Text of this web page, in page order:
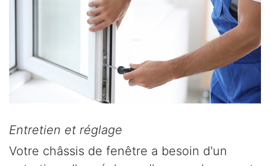
Entretien et réglage
Votre châssis de fenêtre a besoin d'un